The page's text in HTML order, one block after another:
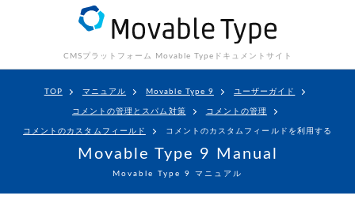
CMSプラットフォーム Movable Type ドキュメントサイト
TOP マニュアル Movable Type 9 ユーザーガイド
コメントの管理とスパム対策 コメントの管理
コメントのカスタムフィールド コメントのカスタムフィールドを利用する
Movable Type 9 Manual
Movable Type 9 マニュアル